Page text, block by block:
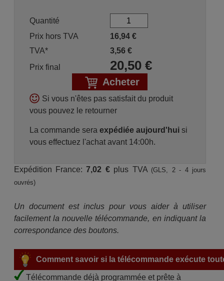
Quantité
Prix hors TVA
16,94€
TVA*
3,56€
Prix final
20,50€
Acheter
Si vous n'êtes pas satisfait du produit
vous pouvez le retourner
La commande sera expédiée aujourd'huisi
vous effectuez l'achat avant 14:00h.
Expédition France:7,02 €plus TVA (GLS, 2 - 4 jours
ouvrés)
Un document est inclus pour vous aider à utiliser
facilement la nouvelle télécommande, en indiquant la
correspondance des boutons.
Comment savoir si la télécommande exécute
Télécommande déjà programmée et prête à